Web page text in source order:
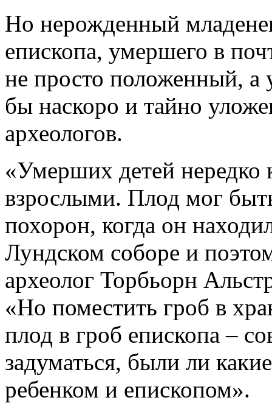
Но нерожденный
епископа, умершего в
не просто положенный, а
бы наскоро и тайно
археологов.
«Умерших детей нередко
взрослыми. Плод мог
похорон, когда он
Лундском соборе и
археолог Торбьорн
«Но поместить гроб в
плод в гроб епископа –
задуматься, были ли
ребенком и епископом».